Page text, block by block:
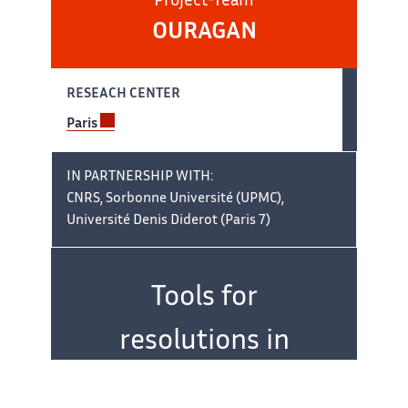
OURAGAN
RESEACH CENTER
Paris
IN PARTNERSHIP WITH:
CNRS, Sorbonne Université (UPMC),
Université Denis Diderot (Paris 7)
Tools for
resolutions in